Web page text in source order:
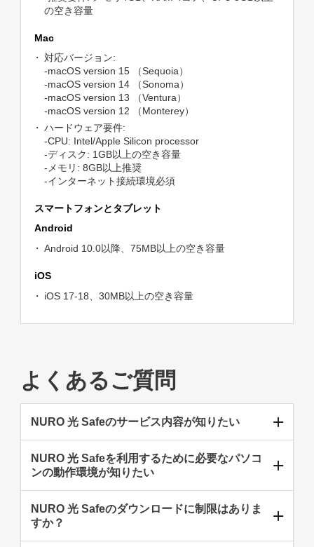
の空き容量
Mac
対応バージョン:
-macOS version 15 （Sequoia）
-macOS version 14 （Sonoma）
-macOS version 13 （Ventura）
-macOS version 12 （Monterey）
ハードウェア要件:
-CPU: Intel/Apple Silicon processor
-ディスク: 1GB以上の空き容量
-メモリ: 8GB以上推奨
-インターネット接続環境必須
スマートフォンとタブレット
Android
Android 10.0以降、75MB以上の空き容量
iOS
iOS 17-18、30MB以上の空き容量
よくあるご質問
NURO 光 Safeのサービス内容が知りたい
NURO 光 Safeを利用するために必要なパソコ
ンの動作環境が知りたい
NURO 光 Safeのダウンロードに制限はありま
すか？